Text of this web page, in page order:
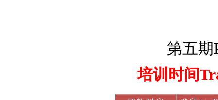
第五期
培训时间